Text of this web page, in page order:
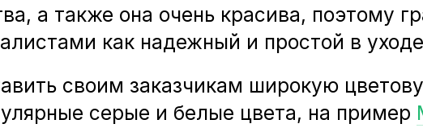
а также она очень красива, поэтому
как надежный и простой в
своим заказчикам широкую
серые и белые цвета, на пример